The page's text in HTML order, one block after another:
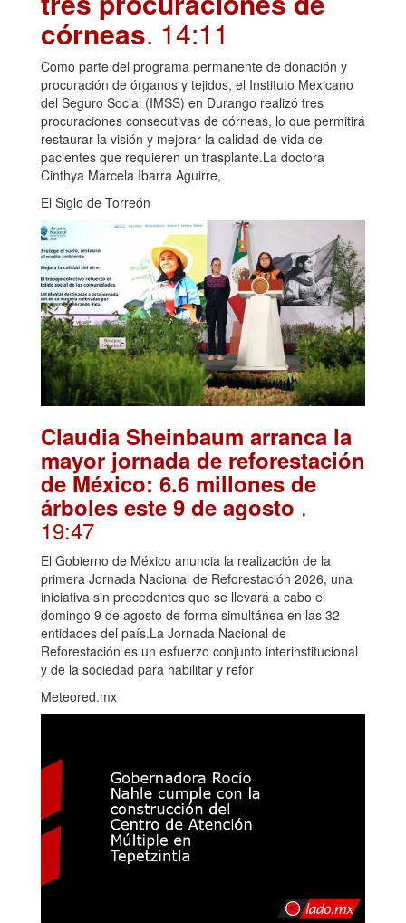
córneas. 14:11
Como parte del programa permanente de donación y
procuración de órganos y tejidos, el Instituto Mexicano
del Seguro Social (IMSS) en Durango realizó tres
procuraciones consecutivas de córneas, lo que permitirá
restaurar la visión y mejorar la calidad de vida de
pacientes que requieren un trasplante.La doctora
Cinthya Marcela Ibarra Aguirre,
El Siglo de Torreón
Claudia Sheinbaum arranca la
mayor jornada de reforestación
de México: 6.6 millones de
árboles este 9 de agosto .
19:47
El Gobierno de México anuncia la realización de la
primera Jornada Nacional de Reforestación 2026, una
iniciativa sin precedentes que se llevará a cabo el
domingo 9 de agosto de forma simultánea en las 32
entidades del país.La Jornada Nacional de
Reforestación es un esfuerzo conjunto interinstitucional
y de la sociedad para habilitar y refor
Meteored.mx